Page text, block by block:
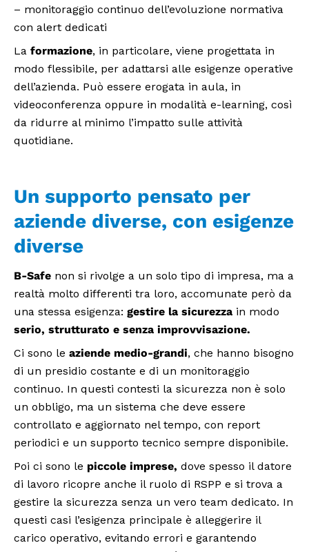
– monitoraggio continuo dell’evoluzione normativa
con alert dedicati
La formazione, in particolare, viene progettata in
modo flessibile, per adattarsi alle esigenze operative
dell’azienda. Può essere erogata in aula, in
videoconferenza oppure in modalità e-learning, così
da ridurre al minimo l’impatto sulle attività
quotidiane.
Un supporto pensato per
aziende diverse, con esigenze
diverse
B-Safe non si rivolge a un solo tipo di impresa, ma a
realtà molto differenti tra loro, accomunate però da
una stessa esigenza: gestire la sicurezza in modo
serio, strutturato e senza improvvisazione.
Ci sono le aziende medio-grandi, che hanno bisogno
di un presidio costante e di un monitoraggio
continuo. In questi contesti la sicurezza non è solo
un obbligo, ma un sistema che deve essere
controllato e aggiornato nel tempo, con report
periodici e un supporto tecnico sempre disponibile.
Poi ci sono le piccole imprese, dove spesso il datore
di lavoro ricopre anche il ruolo di RSPP e si trova a
gestire la sicurezza senza un vero team dedicato. In
questi casi l’esigenza principale è alleggerire il
carico operativo, evitando errori e garantendo